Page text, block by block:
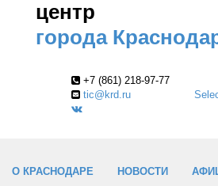
центр
города
+7 (861) 218-97-77
tic@krd.ru
О КРАСНОДАРЕ НОВОСТИ